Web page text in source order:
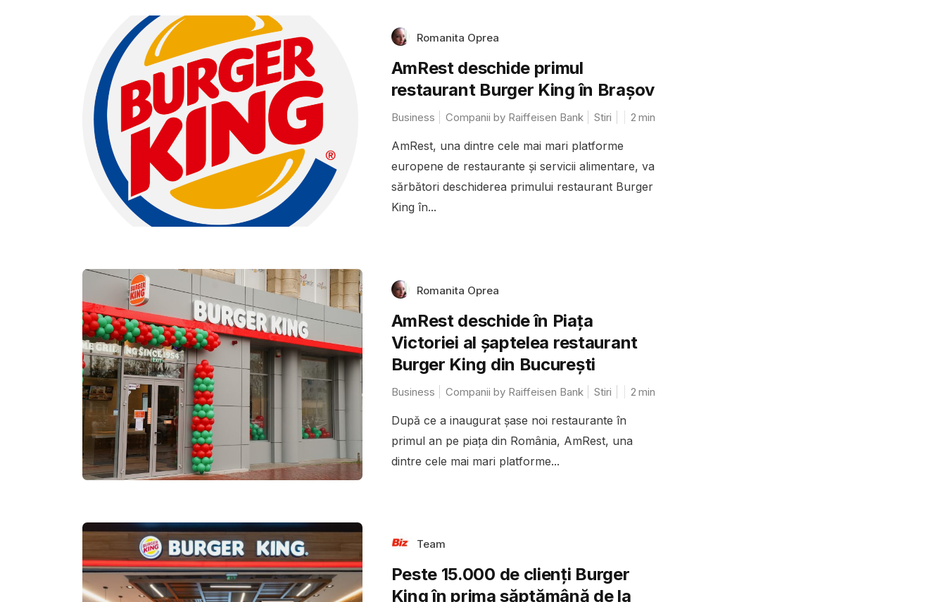
Romanita Oprea
AmRest deschide primul
restaurant Burger King în Brașov
Business Companii by Raiffeisen Bank Stiri 2 min
AmRest, una dintre cele mai mari platforme
europene de restaurante și servicii alimentare, va
sărbători deschiderea primului restaurant Burger
King în...
Romanita Oprea
AmRest deschide în Piața
Victoriei al șaptelea restaurant
Burger King din București
Business Companii by Raiffeisen Bank Stiri 2 min
După ce a inaugurat șase noi restaurante în
primul an pe piața din România, AmRest, una
dintre cele mai mari platforme...
Team
Peste 15.000 de clienți Burger
King în prima săptămână de la